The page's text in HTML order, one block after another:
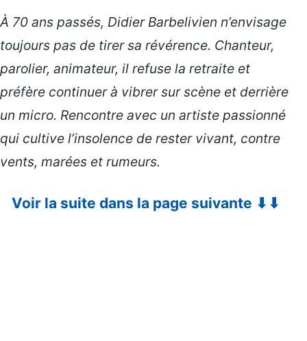
À 70 ans passés, Didier Barbelivien n’envisage
toujours pas de tirer sa révérence. Chanteur,
parolier, animateur, il refuse la retraite et
préfère continuer à vibrer sur scène et derrière
un micro. Rencontre avec un artiste passionné
qui cultive l’insolence de rester vivant, contre
vents, marées et rumeurs.
Voir la suite dans la page suivante ⬇⬇